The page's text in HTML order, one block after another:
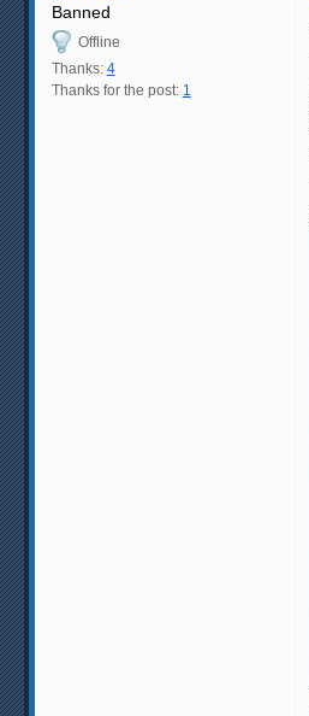
Banned
Offline
Thanks: 4
Thanks for the post: 1